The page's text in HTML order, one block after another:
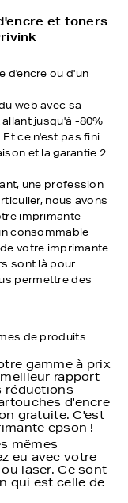
et toners
d'encre ou d'un
web avec sa
jusqu'à -80%
ce n'est pas fini
et la garantie 2
une profession
nous avons
imprimante
consommable
votre imprimante
sont là pour
permettre des
de produits :
gamme à prix
rapport
réductions
d'encre
gratuite. C'est
epson !
mêmes
eu avec votre
laser. Ce sont
qui est celle de